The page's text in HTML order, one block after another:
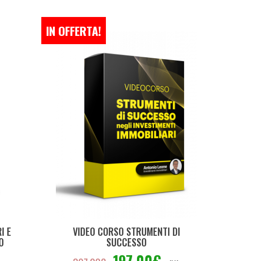
E
IN OFFERTA!
VIDEO CORSO STRUMENTI DI
SUCCESSO
IL